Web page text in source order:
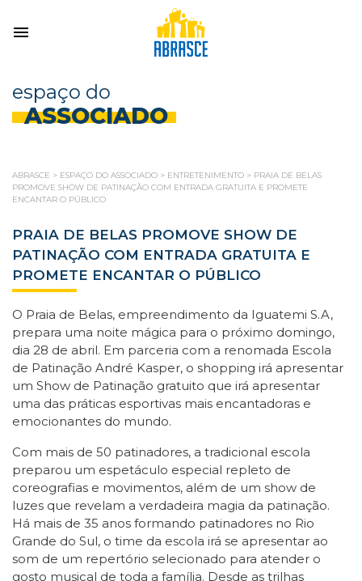
espaço do
ASSOCIADO
ABRASCE > ESPAÇO DO ASSOCIADO > ENTRETENIMENTO > PRAIA DE BELAS
PROMOVE SHOW DE PATINAÇÃO COM ENTRADA GRATUITA E PROMETE
ENCANTAR O PÚBLICO
PRAIA DE BELAS PROMOVE SHOW DE
PATINAÇÃO COM ENTRADA GRATUITA E
PROMETE ENCANTAR O PÚBLICO
O Praia de Belas, empreendimento da Iguatemi S.A,
prepara uma noite mágica para o próximo domingo,
dia 28 de abril. Em parceria com a renomada Escola
de Patinação André Kasper, o shopping irá apresentar
um Show de Patinação gratuito que irá apresentar
uma das práticas esportivas mais encantadoras e
emocionantes do mundo.
Com mais de 50 patinadores, a tradicional escola
preparou um espetáculo especial repleto de
coreografias e movimentos, além de um show de
luzes que revelam a verdadeira magia da patinação.
Há mais de 35 anos formando patinadores no Rio
Grande do Sul, o time da escola irá se apresentar ao
som de um repertório selecionado para atender o
gosto musical de toda a família. Desde as trilhas